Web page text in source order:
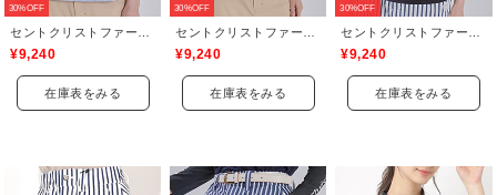
30%OFF
¥9,240
在庫表をみる
30%OFF
¥9,240
在庫表をみる
30%OFF
¥9,240
在庫表をみる